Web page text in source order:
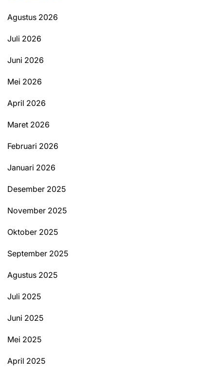
Agustus 2026
Juli 2026
Juni 2026
Mei 2026
April 2026
Maret 2026
Februari 2026
Januari 2026
Desember 2025
November 2025
Oktober 2025
September 2025
Agustus 2025
Juli 2025
Juni 2025
Mei 2025
April 2025